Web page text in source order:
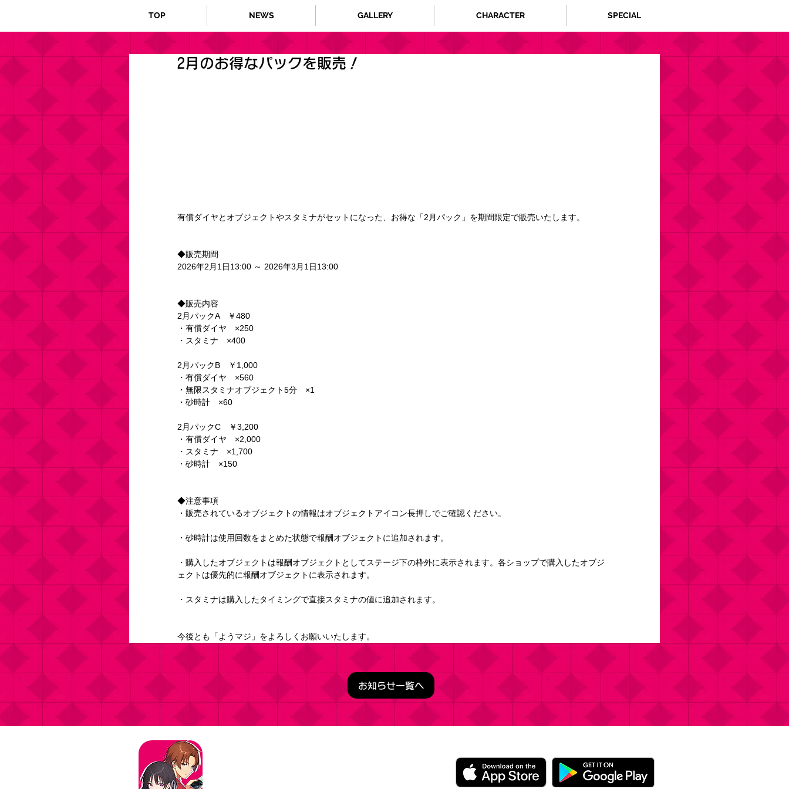
TOP NEWS GALLERY CHARACTER SPECIAL
2月のお得なパックを販売！
有償ダイヤとオブジェクトやスタミナがセットになった、お得な「2月パック」を期間限定で販売いたします。
◆販売期間
2026年2月1日13:00 ～ 2026年3月1日13:00
◆販売内容
2月パックA　￥480
・有償ダイヤ　×250
・スタミナ　×400
2月パックB　￥1,000
・有償ダイヤ　×560
・無限スタミナオブジェクト5分　×1
・砂時計　×60
2月パックC　￥3,200
・有償ダイヤ　×2,000
・スタミナ　×1,700
・砂時計　×150
◆注意事項
・販売されているオブジェクトの情報はオブジェクトアイコン長押しでご確認ください。
・砂時計は使用回数をまとめた状態で報酬オブジェクトに追加されます。
・購入したオブジェクトは報酬オブジェクトとしてステージ下の枠外に表示されます。各ショップで購入したオブジ
ェクトは優先的に報酬オブジェクトに表示されます。
・スタミナは購入したタイミングで直接スタミナの値に追加されます。
今後とも「ようマジ」をよろしくお願いいたします。
お知らせ一覧へ